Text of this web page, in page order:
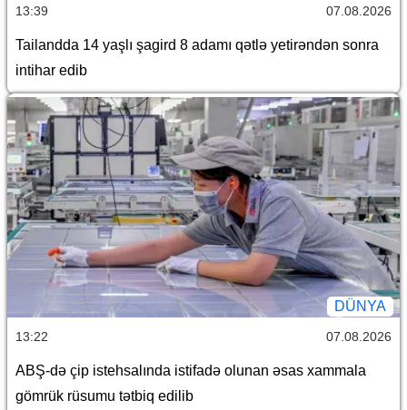
13:39 07.08.2026
Tailandda 14 yaşlı şagird 8 adamı qətlə yetirəndən sonra
intihar edib
DÜNYA
13:22 07.08.2026
ABŞ-də çip istehsalında istifadə olunan əsas xammala
gömrük rüsumu tətbiq edilib